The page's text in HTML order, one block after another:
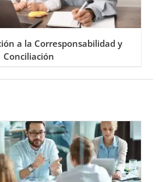
a la Corresponsabilidad y
Conciliación